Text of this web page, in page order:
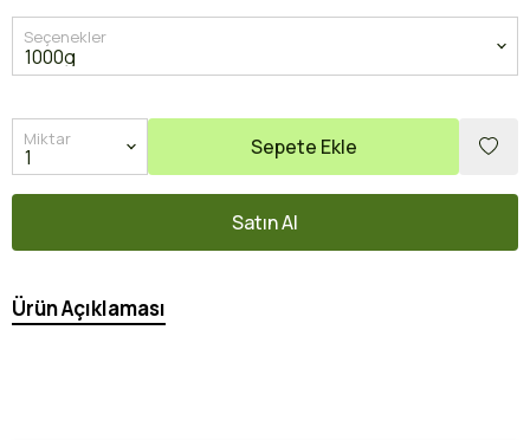
Seçenekler
Miktar Sepete Ekle
Satın Al
Ürün Açıklaması